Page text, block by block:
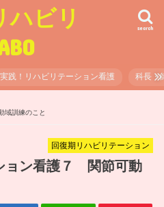
ハビリ
search
実践！リハビリテーション看護 科長・
域訓練のこと
回復期リハビリテーション
ョン看護７ 関節可動